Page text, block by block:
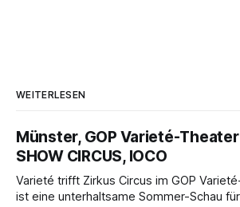
WEITERLESEN
Münster, GOP Varieté-
SHOW CIRCUS, IOCO
Varieté trifft Zirkus Circus im GOP Varieté-Theater Münster
ist eine unterhaltsame Sommer-Schau für